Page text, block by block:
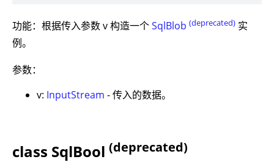
功能：根据传入参数 v 构造一个SqlBlob (deprecated) 实
例。
参数：
v: InputStream - 传入的数据。
class SqlBool (deprecated)